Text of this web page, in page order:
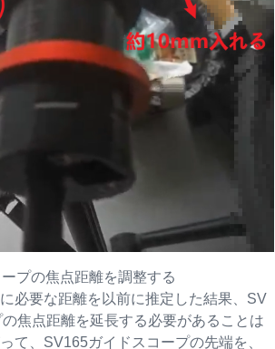
プの焦点距離を調整する
必要な距離を以前に推定した結果、SV
焦点距離を延長する必要があることは
て、SV165ガイドスコープの先端を、